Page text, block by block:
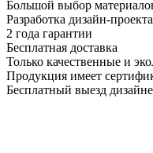
Большой выбор
Разработка дизайн-
2 года гарантии
Бесплатная доставка
Только качественные и
Продукция имеет
Бесплатный выезд